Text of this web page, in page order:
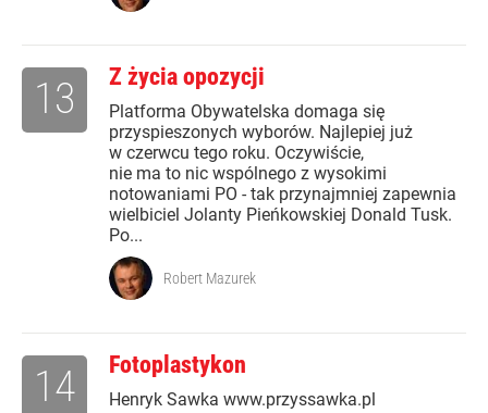
Z życia opozycji
Platforma Obywatelska domaga się
przyspieszonych wyborów. Najlepiej już
w czerwcu tego roku. Oczywiście,
nie ma to nic wspólnego z wysokimi
notowaniami PO - tak przynajmniej zapewnia
wielbiciel Jolanty Pieńkowskiej Donald Tusk.
Po...
13
Robert Mazurek
Fotoplastykon
Henryk Sawka www.przyssawka.pl
14